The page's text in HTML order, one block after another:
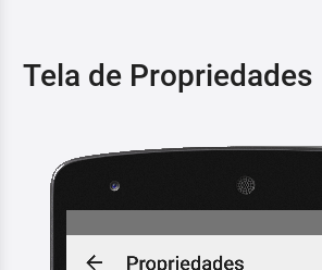
Tela de Propriedades